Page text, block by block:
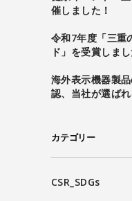
催しました！
令和7年度「三重
ド」を受賞しまし
海外表示機器製
認、当社が選ばれ
カテゴリー
CSR_SDGs